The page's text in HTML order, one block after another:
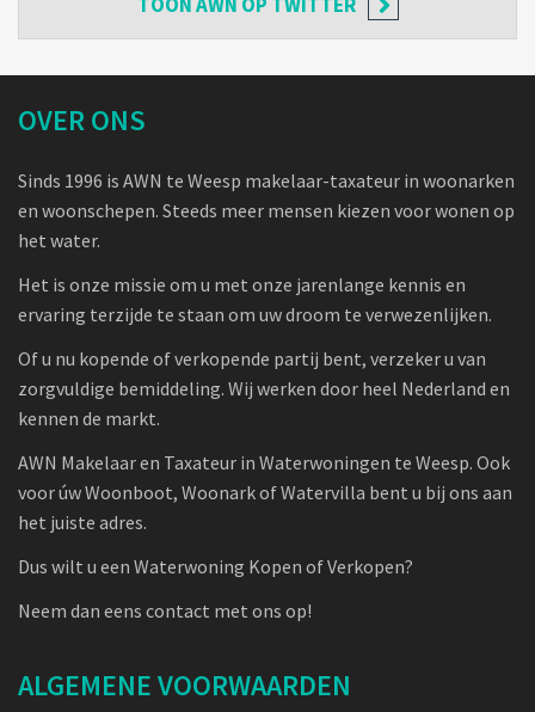
OVER ONS
Sinds 1996 is AWN te Weesp makelaar-taxateur in woonarken
en woonschepen. Steeds meer mensen kiezen voor wonen op
het water.
Het is onze missie om u met onze jarenlange kennis en
ervaring terzijde te staan om uw droom te verwezenlijken.
Of u nu kopende of verkopende partij bent, verzeker u van
zorgvuldige bemiddeling. Wij werken door heel Nederland en
kennen de markt.
AWN Makelaar en Taxateur in Waterwoningen te Weesp. Ook
voor úw Woonboot, Woonark of Watervilla bent u bij ons aan
het juiste adres.
Dus wilt u een Waterwoning Kopen of Verkopen?
Neem dan eens contact met ons op!
ALGEMENE VOORWAARDEN